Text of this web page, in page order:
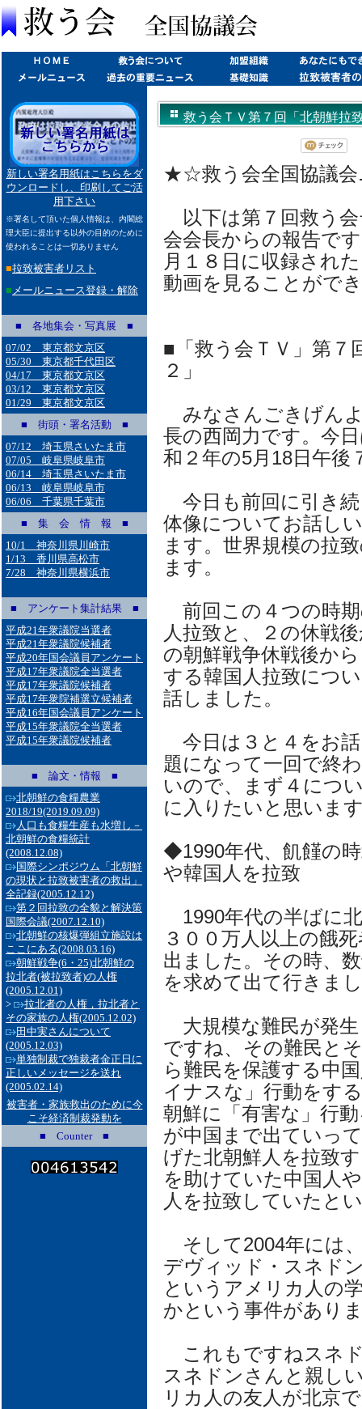
新しい署名用紙はこちらをダ
ウンロードし、印刷してご活
用下さい
※署名して頂いた個人情報は、内閣総
理大臣に提出する以外の目的のために
使われることは一切ありません
■拉致被害者リスト
■ メールニュース登録・解除
■ 各地集会・写真展 ■
07/02 東京都文京区
05/30 東京都千代田区
04/17 東京都文京区
03/12 東京都文京区
01/29 東京都文京区
■ 街頭・署名活動 ■
07/12 埼玉県さいたま市
07/05 岐阜県岐阜市
06/14 埼玉県さいたま市
06/13 岐阜県岐阜市
06/06 千葉県千葉市
■ 集 会 情 報 ■
10/1 神奈川県川崎市
1/13 香川県高松市
7/28 神奈川県横浜市
■ アンケート集計結果 ■
平成21年衆議院当選者
平成21年衆議院候補者
平成20年国会議員アンケート
平成17年衆議院全当選者
平成17年衆議院候補者
平成17年衆院補選立候補者
平成16年国会議員アンケート
平成15年衆議院全当選者
平成15年衆議院候補者
■ 論文・情報 ■
北朝鮮の食糧農業
2018/19(2019.09.09)
人口も食糧生産も水増し－
北朝鮮の食糧統計
(2008.12.08)
国際シンポジウム「北朝鮮
の現状と拉致被害者の救出」
全記録(2005.12.12)
第２回拉致の全貌と解決策
国際会議(2007.12.10)
北朝鮮の核爆弾組立施設は
ここにある(2008.03.16)
朝鮮戦争(6・25)北朝鮮の
拉北者(被拉致者)の人権
(2005.12.01)
>
拉北者の人権，拉北者と
その家族の人権(2005.12.02)
田中実さんについて
(2005.12.03)
単独制裁で独裁者金正日に
正しいメッセージを送れ
(2005.02.14)
被害者・家族救出のために今
こそ経済制裁発動を
■ Counter ■
救う会ＴＶ第７回「北朝鮮拉
★☆救う会全国協議
以下は第７回救う
会会長からの報告で
月１８日に収録され
動画を見ることがで
■「救う会ＴＶ」第７
２」
みなさんごきげん
長の西岡力です。今
和２年の5月18日午後
今日も前回に引き
体像についてお話し
ます。世界規模の拉
ます。
前回この４つの時
人拉致と、２の休戦
の朝鮮戦争休戦後か
する韓国人拉致につ
話しました。
今日は３と４をお
題になって一回で終
いので、まず４につ
に入りたいと思いま
◆1990年代、飢饉の
や韓国人を拉致
1990年代の半ばに
３００万人以上の餓
出ました。その時、
を求めて出て行きま
大規模な難民が発
ですね、その難民と
ら難民を保護する中
イナスな」行動をす
朝鮮に「有害な」行
が中国まで出ていっ
げた北朝鮮人を拉致
を助けていた中国人
人を拉致していたと
そして2004年には
デヴィッド・スネド
というアメリカ人の
かという事件があり
これもですねスネ
スネドンさんと親し
リカ人の友人が北京